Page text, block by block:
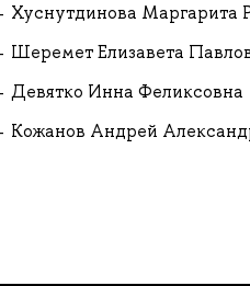
Хуснутдинова Маргарита
Шеремет Елизавета
Девятко Инна Феликсовна
Кожанов Андрей